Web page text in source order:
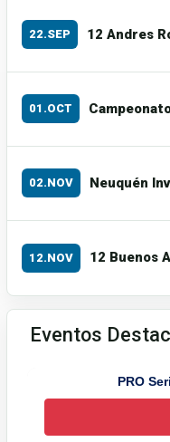
22.SEP 12 Andres
01.OCT
02.NOV Neuquén
12.NOV 12 Buenos
Eventos